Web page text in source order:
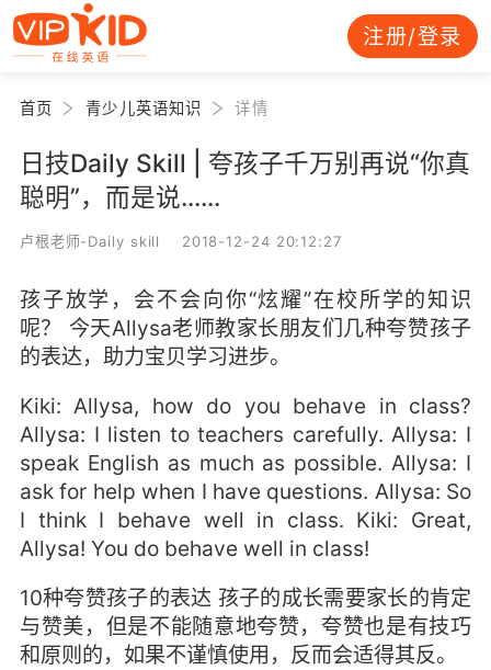
注册/登录
首页 青少儿英语知识 详情
日技Daily Skill | 夸孩子千万别再说“你真
聪明”，而是说......
卢根老师-Daily skill 2018-12-24 20:12:27
孩子放学，会不会向你“炫耀”在校所学的知识
呢？ 今天Allysa老师教家长朋友们几种夸赞孩子
的表达，助力宝贝学习进步。
Kiki: Allysa, how do you behave in class?
Allysa: I listen to teachers carefully. Allysa: I
speak English as much as possible. Allysa: I
ask for help when I have questions. Allysa: So
I think I behave well in class. Kiki: Great,
Allysa! You do behave well in class!
10种夸赞孩子的表达 孩子的成长需要家长的肯定
与赞美，但是不能随意地夸赞，夸赞也是有技巧
和原则的，如果不谨慎使用，反而会适得其反。